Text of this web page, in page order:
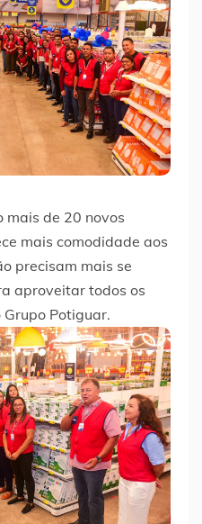
mais de 20 novos
mais comodidade aos
precisam mais se
aproveitar todos os
Potiguar.